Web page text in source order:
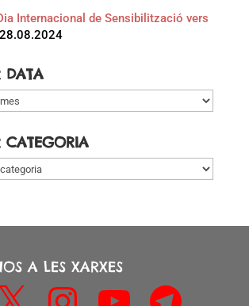
Internacional de Sensibilització vers
28.08.2024
DATA
CATEGORIA
A LES XARXES
Instagram Telegram